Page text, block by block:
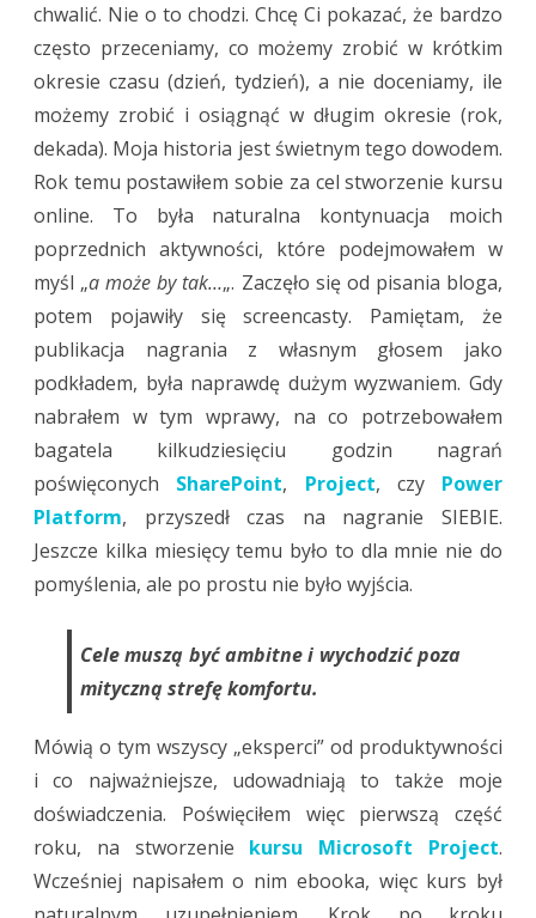
chwalić. Nie o to chodzi. Chcę Ci pokazać, że bardzo
często przeceniamy, co możemy zrobić w krótkim
okresie czasu (dzień, tydzień), a nie doceniamy, ile
możemy zrobić i osiągnąć w długim okresie (rok,
dekada). Moja historia jest świetnym tego dowodem.
Rok temu postawiłem sobie za cel stworzenie kursu
online. To była naturalna kontynuacja moich
poprzednich aktywności, które podejmowałem w
myśl „a może by tak…„. Zaczęło się od pisania bloga,
potem pojawiły się screencasty. Pamiętam, że
publikacja nagrania z własnym głosem jako
podkładem, była naprawdę dużym wyzwaniem. Gdy
nabrałem w tym wprawy, na co potrzebowałem
bagatela kilkudziesięciu godzin nagrań
poświęconych SharePoint, Project, czy Power
Platform, przyszedł czas na nagranie SIEBIE.
Jeszcze kilka miesięcy temu było to dla mnie nie do
pomyślenia, ale po prostu nie było wyjścia.
Cele muszą być ambitne i wychodzić poza
mityczną strefę komfortu.
Mówią o tym wszyscy „eksperci” od produktywności
i co najważniejsze, udowadniają to także moje
doświadczenia. Poświęciłem więc pierwszą część
roku, na stworzenie kursu Microsoft Project.
Wcześniej napisałem o nim ebooka, więc kurs był